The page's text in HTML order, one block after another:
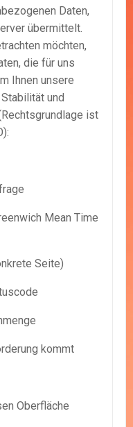
Daten,
übermittelt.
möchten,
die für uns
Ihnen unsere
und
ist
Mean Time
Seite)
kommt
Oberfläche